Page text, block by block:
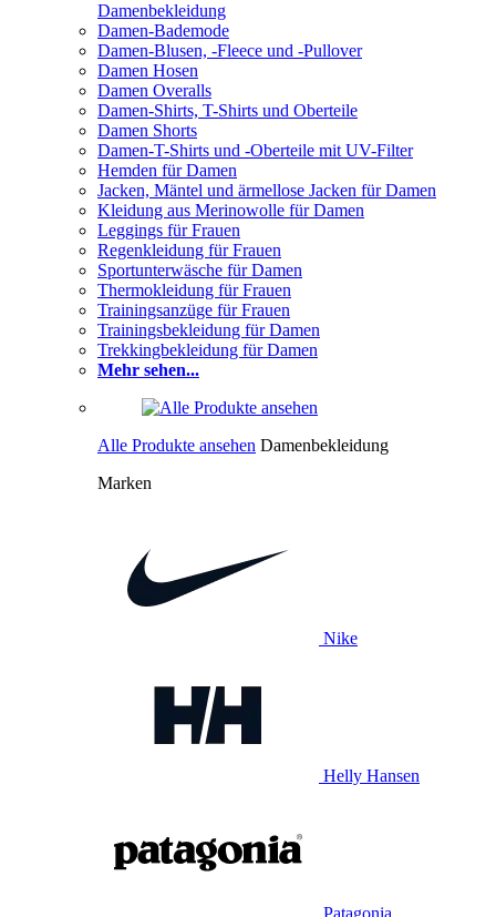
Damenbekleidung
Damen-Bademode
Damen-Blusen, -Fleece und -Pullover
Damen Hosen
Damen Overalls
Damen-Shirts, T-Shirts und Oberteile
Damen Shorts
Damen-T-Shirts und -Oberteile mit UV-Filter
Hemden für Damen
Jacken, Mäntel und ärmellose Jacken für Damen
Kleidung aus Merinowolle für Damen
Leggings für Frauen
Regenkleidung für Frauen
Sportunterwäsche für Damen
Thermokleidung für Frauen
Trainingsanzüge für Frauen
Trainingsbekleidung für Damen
Trekkingbekleidung für Damen
Mehr sehen...
Alle Produkte ansehen Damenbekleidung
Marken
Nike
Helly Hansen
Patagonia